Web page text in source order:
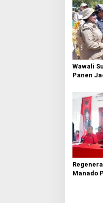
Wawali
Panen
Manado